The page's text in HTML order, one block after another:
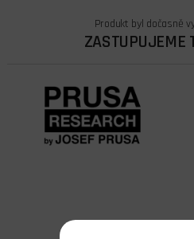
Produkt byl dočasně
ZASTUPUJEME